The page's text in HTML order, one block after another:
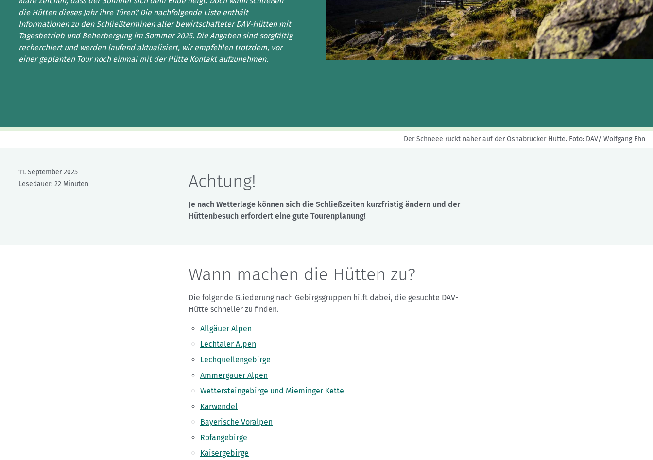
Wandern und Bergsteigen
Wettkampfklettern
die Hütten dieses Jahr ihre Türen? Die nachfolgende Liste enthält
Informationen zu den Schließterminen aller bewirtschafteter DAV-Hütten mit
Tagesbetrieb und Beherbergung im Sommer 2025. Die Angaben sind sorgfältig
recherchiert und werden laufend aktualisiert, wir empfehlen trotzdem, vor
einer geplanten Tour noch einmal mit der Hütte Kontakt aufzunehmen.
Der Schneee rückt näher auf der Osnabrücker Hütte. Foto: DAV/ Wolfgang Ehn
11. September 2025
Lesedauer: 22 Minuten
Achtung!
Je nach Wetterlage können sich die Schließzeiten kurzfristig ändern und der
Hüttenbesuch erfordert eine gute Tourenplanung!
Wann machen die Hütten zu?
Die folgende Gliederung nach Gebirgsgruppen hilft dabei, die gesuchte DAV-
Hütte schneller zu finden.
Allgäuer Alpen
Lechtaler Alpen
Lechquellengebirge
Ammergauer Alpen
Wettersteingebirge und Mieminger Kette
Karwendel
Bayerische Voralpen
Rofangebirge
Kaisergebirge